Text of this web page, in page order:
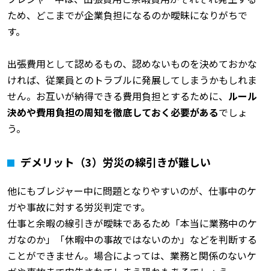
ため、どこまでが企業負担になるのか曖昧になりがちで
す。
出張費用として認めるもの、認めないものを決めておかな
ければ、従業員とのトラブルに発展してしまうかもしれま
せん。お互いが納得できる費用負担とするために、 ルール
決めや費用負担の周知を徹底しておく必要があるでしょ
う。
デメリット（3）労災の線引きが難しい
他にもブレジャー中に問題となりやすいのが、仕事中のケ
ガや事故に対する労災判定です。
仕事と余暇の線引きが曖昧であるため「本当に業務中のケ
ガなのか」「休暇中の事故ではないのか」などを判断する
ことができません。場合によっては、業務と関係のないケ